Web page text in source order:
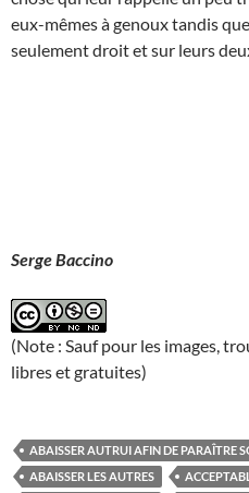
eux-mêmes à genoux tandis
seulement droit et sur leurs
Serge Baccino
(Note : Sauf pour les images,
libres et gratuites)
ABAISSER AUTRUI AFIN DE PARAÎTRE
ABAISSER LES AUTRES